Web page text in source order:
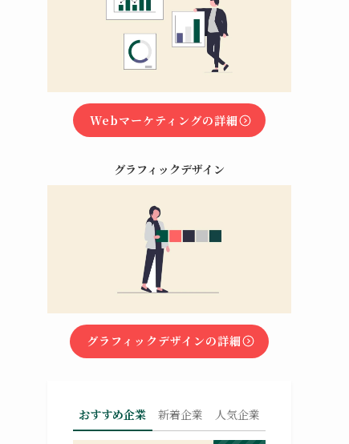
Webマーケティングの詳細
グラフィックデザイン
グラフィックデザインの詳細
おすすめ企業 新着企業 人気企業